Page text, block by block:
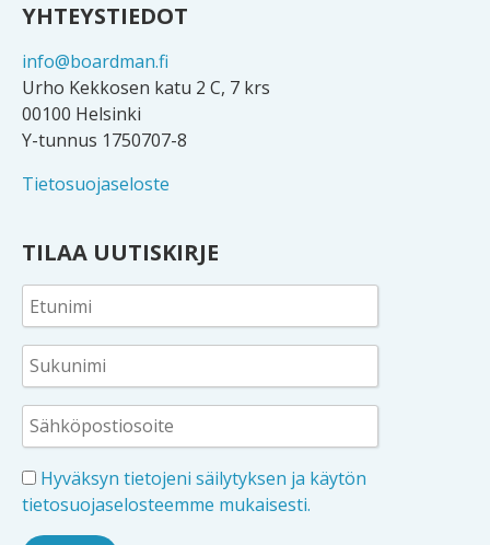
YHTEYSTIEDOT
info@boardman.fi
Urho Kekkosen katu 2 C, 7 krs
00100 Helsinki
Y-tunnus 1750707-8
Tietosuojaseloste
TILAA UUTISKIRJE
Hyväksyn tietojeni säilytyksen ja käytön
tietosuojaselosteemme mukaisesti.